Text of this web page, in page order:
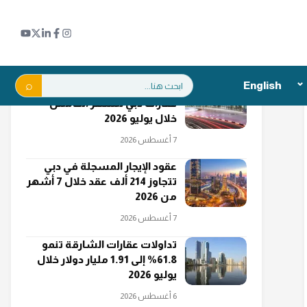
English بحث:
"دبي الجنوب" تتصدر مبيعات
عقارات دبي للشهر الخامس
خلال يوليو 2026
7 أغسطس 2026
عقود الإيجار المسجلة في دبي
تتجاوز 214 ألف عقد خلال 7 أشهر
من 2026
7 أغسطس 2026
تداولات عقارات الشارقة تنمو
61.8% إلى 1.91 مليار دولار خلال
يوليو 2026
6 أغسطس 2026